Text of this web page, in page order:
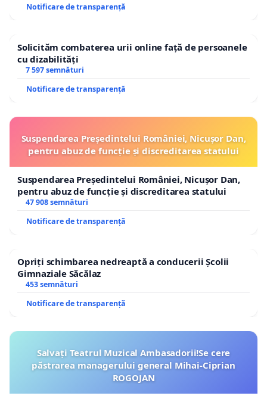
Notificare de transparență
Solicităm combaterea urii online față de persoanele
cu dizabilități
7 597 semnături
Notificare de transparență
Suspendarea Președintelui României, Nicușor Dan,
pentru abuz de funcție și discreditarea statului
Suspendarea Președintelui României, Nicușor Dan,
pentru abuz de funcție și discreditarea statului
47 908 semnături
Notificare de transparență
Opriți schimbarea nedreaptă a conducerii Școlii
Gimnaziale Săcălaz
453 semnături
Notificare de transparență
Salvați Teatrul Muzical Ambasadorii!Se cere
păstrarea managerului general Mihai-Ciprian
ROGOJAN